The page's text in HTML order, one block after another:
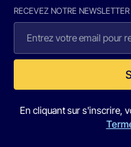
RECEVEZ NOTRE NEWSLETTER
En cliquant sur s'inscrire,